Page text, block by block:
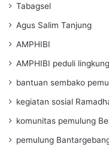
Tabagsel
Agus Salim Tanjung
AMPHIBI
AMPHIBI peduli
bantuan sembako
kegiatan sosial
komunitas pemulung
pemulung